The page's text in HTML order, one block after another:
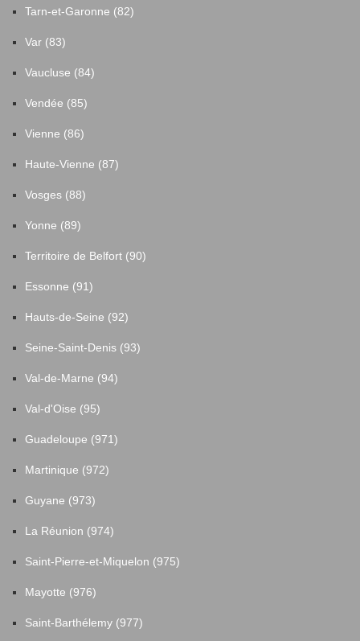
Tarn-et-Garonne (82)
Var (83)
Vaucluse (84)
Vendée (85)
Vienne (86)
Haute-Vienne (87)
Vosges (88)
Yonne (89)
Territoire de Belfort (90)
Essonne (91)
Hauts-de-Seine (92)
Seine-Saint-Denis (93)
Val-de-Marne (94)
Val-d'Oise (95)
Guadeloupe (971)
Martinique (972)
Guyane (973)
La Réunion (974)
Saint-Pierre-et-Miquelon (975)
Mayotte (976)
Saint-Barthélemy (977)